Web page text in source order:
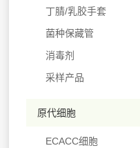
丁腈/乳胶手套
菌种保藏管
消毒剂
采样产品
原代细胞
ECACC细胞